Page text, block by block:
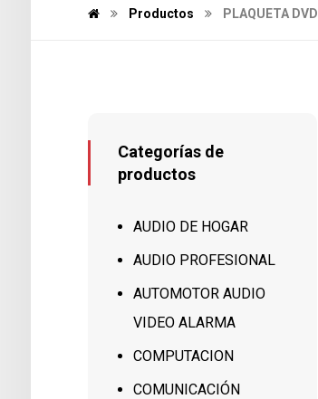
Productos PLAQUETA DVD
Categorías de
productos
AUDIO DE HOGAR
AUDIO PROFESIONAL
AUTOMOTOR AUDIO
VIDEO ALARMA
COMPUTACION
COMUNICACIÓN